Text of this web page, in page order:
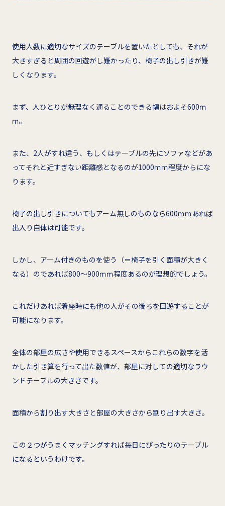
使用人数に適切なサイズのテーブルを置いたとしても、それが
大きすぎると周囲の回遊がし難かったり、椅子の出し引きが難
しくなります。
まず、人ひとりが無理なく通ることのできる幅はおよそ600ｍ
ｍ。
また、2人がすれ違う、もしくはテーブルの先にソファなどがあ
ってそれと近すぎない距離感となるのが1000ｍｍ程度からにな
ります。
椅子の出し引きについてもアーム無しのものなら600ｍｍあれば
出入り自体は可能です。
しかし、アーム付きのものを使う（＝椅子を引く面積が大きく
なる）のであれば800～900ｍｍ程度あるのが理想的でしょう。
これだけあれば着座時にも他の人がその後ろを回遊することが
可能になります。
全体の部屋の広さや使用できるスペースからこれらの数字を活
かした引き算を行って出た数値が、部屋に対しての適切なラウ
ンドテーブルの大きさです。
面積から割り出す大きさと部屋の大きさから割り出す大きさ。
この２つがうまくマッチングすれば毎日にぴったりのテーブル
になるというわけです。